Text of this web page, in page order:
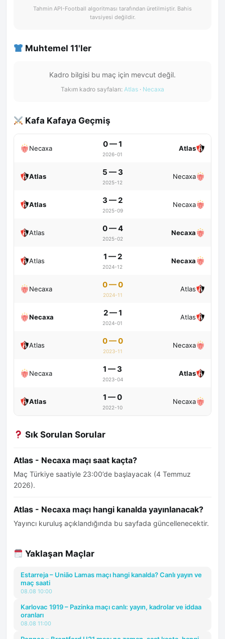
Tahmin API-Football algoritması tarafından üretilmiştir. Bahis
tavsiyesi değildir.
Muhtemel 11'ler
Kadro bilgisi bu maç için mevcut değil.
Takım kadro sayfaları: Atlas · Necaxa
Kafa Kafaya Geçmiş
Necaxa 0 — 1
2026-01
Atlas
Atlas 5 — 3
2025-12
Necaxa
Atlas 3 — 2
2025-09
Necaxa
Atlas 0 — 4
2025-02
Necaxa
Atlas 1 — 2
2024-12
Necaxa
Necaxa 0 — 0
2024-11
Atlas
Necaxa 2 — 1
2024-01
Atlas
Atlas 0 — 0
2023-11
Necaxa
Necaxa 1 — 3
2023-04
Atlas
Atlas 1 — 0
2022-10
Necaxa
Sık Sorulan Sorular
Atlas - Necaxa maçı saat kaçta?
Maç Türkiye saatiyle 23:00’de başlayacak (4 Temmuz
2026).
Atlas - Necaxa maçı hangi kanalda yayınlanacak?
Yayıncı kuruluş açıklandığında bu sayfada güncellenecektir.
Yaklaşan Maçlar
Estarreja – União Lamas maçı hangi kanalda? Canlı yayın ve
maç saati
08.08 10:00
Karlovac 1919 – Pazinka maçı canlı: yayın, kadrolar ve iddaa
oranları
08.08 11:00